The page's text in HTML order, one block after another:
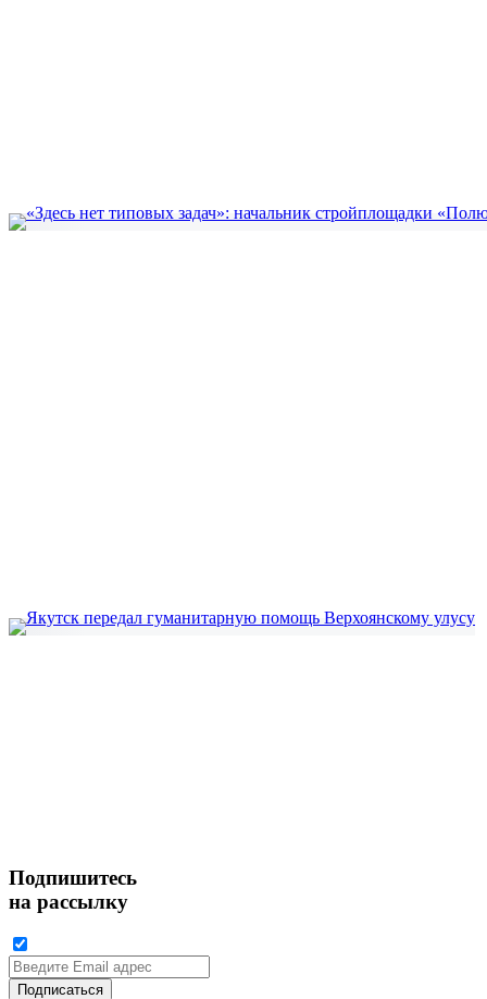
Подпишитесь
на рассылку